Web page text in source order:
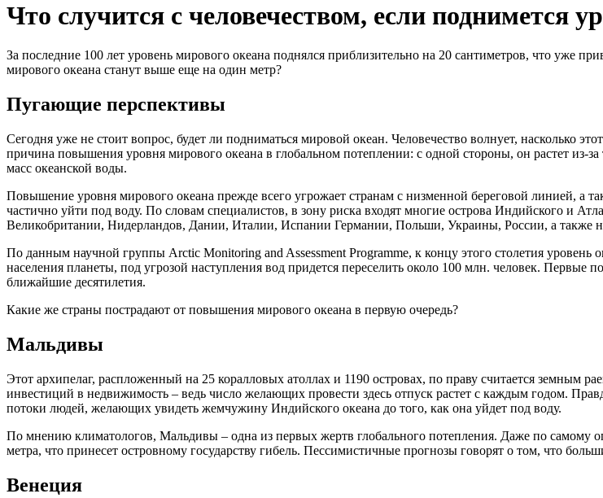
Что случится с человечеством, если поднимется
За последние 100 лет уровень мирового океана поднялся приблизительно на 20 сантиметров, что уже
мирового океана станут выше еще на один метр?
Пугающие перспективы
Сегодня уже не стоит вопрос, будет ли подниматься мировой океан. Человечество волнует, насколько
причина повышения уровня мирового океана в глобальном потеплении: с одной стороны, он растет из-
масс океанской воды.
Повышение уровня мирового океана прежде всего угрожает странам с низменной береговой линией, а
частично уйти под воду. По словам специалистов, в зону риска входят многие острова Индийского и
Великобритании, Нидерландов, Дании, Италии, Испании Германии, Польши, Украины, России, а также
По данным научной группы Arctic Monitoring and Assessment Programme, к концу этого столетия уровень
населения планеты, под угрозой наступления вод придется переселить около 100 млн. человек. Первые
ближайшие десятилетия.
Какие же страны пострадают от повышения мирового океана в первую очередь?
Мальдивы
Этот архипелаг, распложенный на 25 коралловых атоллах и 1190 островах, по праву считается земным
инвестиций в недвижимость – ведь число желающих провести здесь отпуск растет с каждым годом.
потоки людей, желающих увидеть жемчужину Индийского океана до того, как она уйдет под воду.
По мнению климатологов, Мальдивы – одна из первых жертв глобального потепления. Даже по самому
метра, что принесет островному государству гибель. Пессимистичные прогнозы говорят о том, что
Венеция